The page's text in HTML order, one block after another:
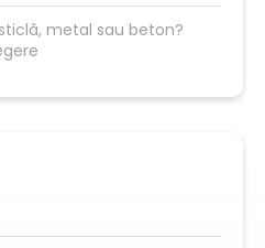
metal sau beton?